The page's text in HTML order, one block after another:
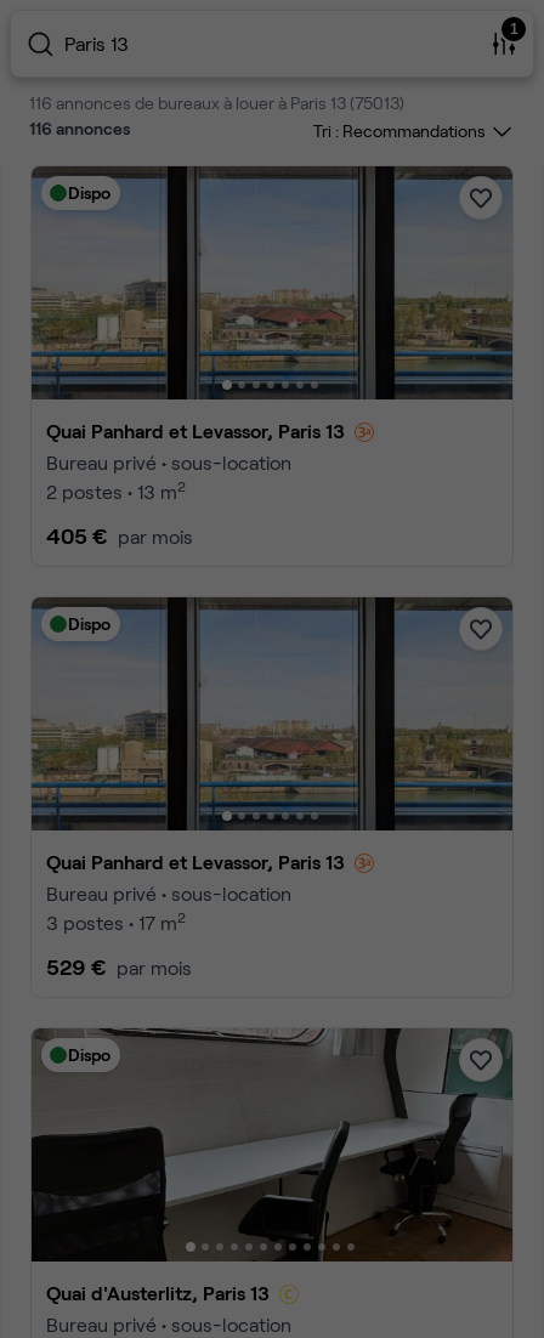
Paris 13
1
116 annonces de bureaux à louer à Paris 13 (75013)
116 annonces Tri :
Dispo
Quai Panhard et Levassor, Paris 13
Bureau privé • sous-location
2 postes • 13 m2
405 € par mois
Dispo
Quai Panhard et Levassor, Paris 13
Bureau privé • sous-location
3 postes • 17 m2
529 € par mois
Dispo
Quai d'Austerlitz, Paris 13
Bureau privé • sous-location